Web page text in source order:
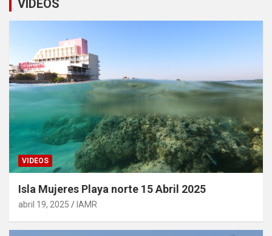
VIDEOS
VIDEOS
Isla Mujeres Playa norte 15 Abril 2025
abril 19, 2025 IAMR